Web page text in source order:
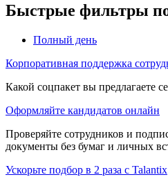
Быстрые фильтры
Полный день
Корпоративная поддержка
Какой соцпакет вы предлагаете
Оформляйте кандидатов онлайн
Проверяйте сотрудников и
документы без бумаг и личных
Ускорьте подбор в 2 раза с Talantix